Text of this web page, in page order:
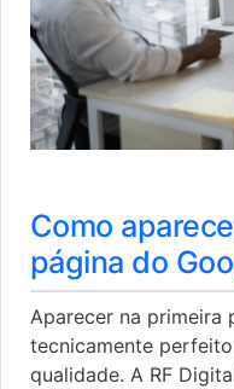
Como
página do
Aparecer na primeira
tecnicamente
qualidade. A RF